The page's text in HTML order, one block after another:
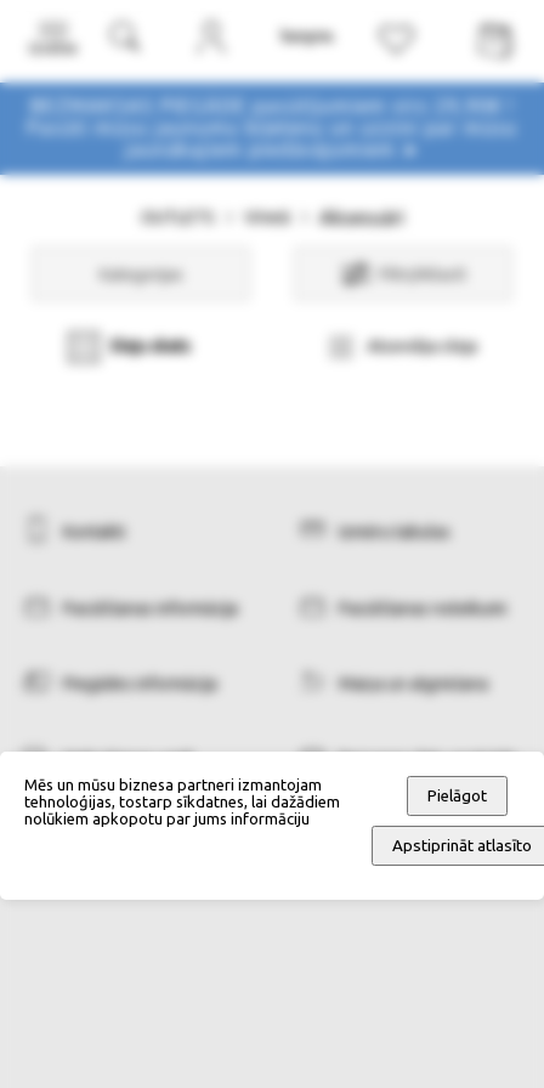
BEZMAKSAS PIEGĀDE pasūtījumiem virs 29,90€ !
Pasūti mūsu jaunumu biļetenu un uzzini par mūsu
Vīrieši Aksesuāri
Kategorijas Filtri/Atlasīt
Sleju skats Atsevišķa sleja
Kontakti Izmēru tabulas
Pasūtīšanas informācija Pasūtīšanas noteikumi
Piegādes informācija Maiņa un atgriešana
Mēs un mūsu biznesa partneri izmantojam
tehnoloģijas, tostarp sīkdatnes, lai dažādiem
nolūkiem apkopotu par jums informāciju
Pielāgot
Apstiprināt atlasīto